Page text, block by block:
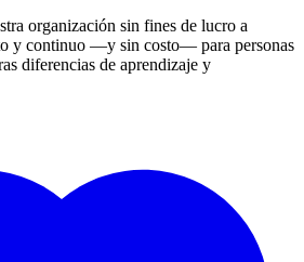
organización sin fines de lucro a
y continuo —y sin costo— para personas
diferencias de aprendizaje y